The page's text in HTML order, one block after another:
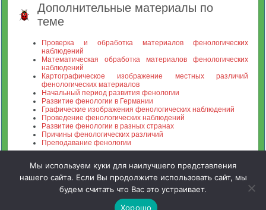
Дополнительные материалы по
теме
Проверка и обработка материалов фенологических
наблюдений
Математическая обработка материалов фенологических
наблюдений
Картографическое изображение местных различий
фенологических материалов
Начальный период развития фенологии
Развитие фенологии в Германии
Графические изображения фенологических наблюдений
Проведение фенологических наблюдений
Развитие фенологии в разных странах
Причины фенологических различий
Преподавание фенологии
Зооинженерный факультет МСХА. Неофициальный сайт
Мы используем куки для наилучшего представления
нашего сайта. Если Вы продолжите использовать сайт, мы
будем считать что Вас это устраивает.
Хорошо